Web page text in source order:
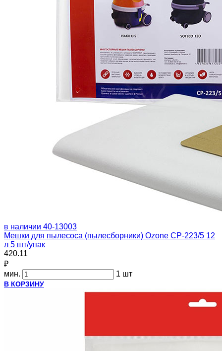
в наличии 40-13003
Мешки для пылесоса (пылесборники) Ozone CP-223/5 12
л 5 шт/упак
420.11
₽
мин.
1 шт
В КОРЗИНУ